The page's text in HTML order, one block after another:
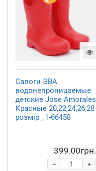
Сапоги ЭВА
водонепроницаемые
детские Jose Amorales
Красные 20,22,24,26,28
розмір , 1-66458
399.00грн.
+
-